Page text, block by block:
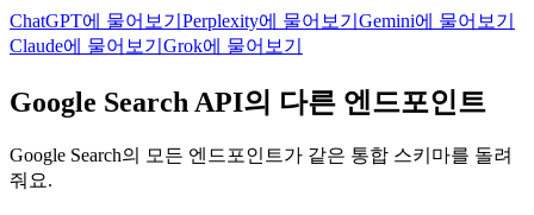
ChatGPT에 물어보기 Perplexity에 물어보기 Gemini에 물어보기
Claude에 물어보기 Grok에 물어보기
Google Search API의 다른 엔드포인트
Google Search의 모든 엔드포인트가 같은 통합 스키마를 돌려
줘요.